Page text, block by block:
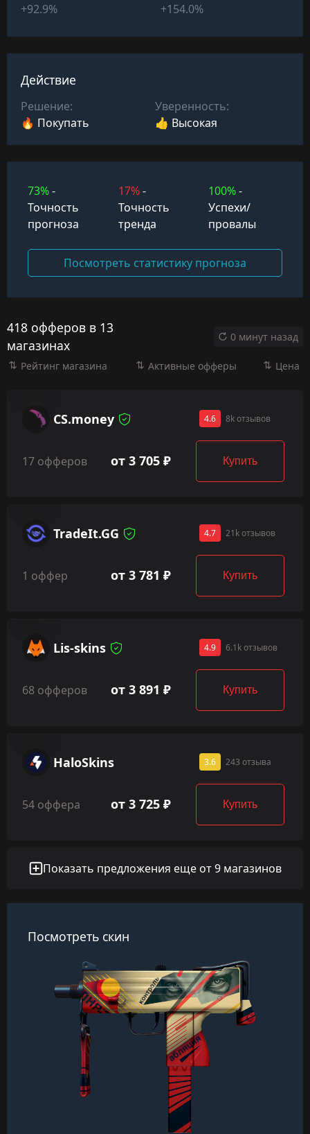
+92.9% +154.0%
Действие
Решение:
🔥 Покупать
Уверенность:
👍 Высокая
73%-
Точность
прогноза
17%-
Точность
тренда
100%-
Успехи/
провалы
Посмотреть статистику прогноза
418 офферов в 13
магазинах
0 минут назад
Рейтинг магазина Активные офферы Цена
CS.money 4.6 8k отзывов
17 офферов от 3 705 ₽ Купить
TradeIt.GG 4.7 21k отзывов
1 оффер от 3 781 ₽ Купить
Lis-skins 4.9 6.1k отзывов
68 офферов от 3 891 ₽ Купить
HaloSkins 3.6 243 отзыва
54 оффера от 3 725 ₽ Купить
Показать предложения еще от 9 магазинов
Посмотреть скин